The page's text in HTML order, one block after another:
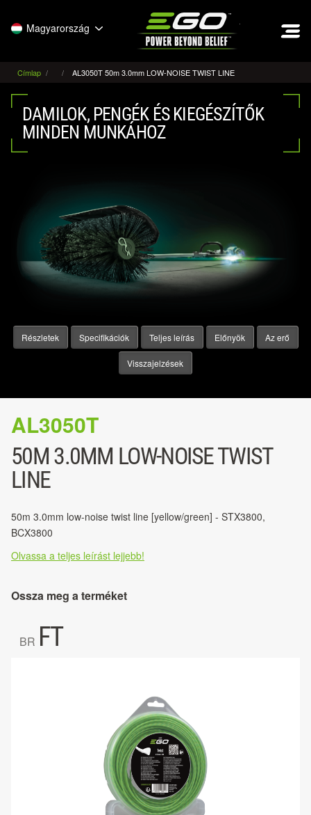
Magyarország
Címlap AL3050T 50m 3.0mm LOW-NOISE TWIST LINE
DAMILOK, PENGÉK ÉS KIEGÉSZÍTŐK
MINDEN MUNKÁHOZ
Részletek Specifikációk Teljes leírás Előnyök Az erő
Visszajelzések
AL3050T
50M 3.0MM LOW-NOISE TWIST
LINE
50m 3.0mm low-noise twist line [yellow/green] - STX3800,
BCX3800
Olvassa a teljes leírást lejjebb!
Ossza meg a terméket
BR FT